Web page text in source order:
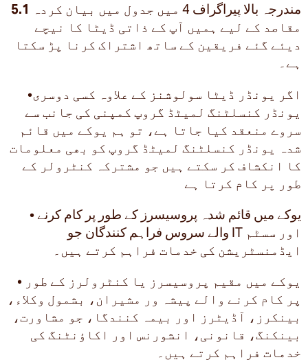
5.1 مندرجہ بالا پیراگراف 4 میں جدول میں بیان کردہ
مقاصد کے لیے ہمیں آپ کے ذاتی ڈیٹا کا نیچے
دیئے گئے فریقین کے ساتھ اشتراک کرنا پڑ سکتا
ہے۔
•اگر یونڈر ڈیٹا سولوشنز کے علاوہ کسی دوسری
یونڈر کنسلٹنگ لمیٹڈ گروپ کمپنی کی جانب سے
سروے منعقد کیا جاتا ہے، تو ہم یوکے میں قائم
شدہ یونڈر کنسلٹنگ لمیٹڈ گروپ کو بھی معلومات
کا انکشاف کر سکتے ہیں جو مشترکہ کنٹرولر کے
طور پر کام کرتا ہے
• یوکے میں قائم شدہ پروسیسرز کے طور پر کام کرنے
والے سروس فراہم کنندگان جو IT اور سسٹم
ایڈمنسٹریشن کی خدمات فراہم کرتے ہیں۔
• یوکے میں مقیم پروسیسرز یا کنٹرولرز کے طور
پر کام کرنے والے پیشہ ور مشیران، بشمول وکلاء،
بینکرز، آڈیٹرز اور بیمہ کنندگا، جو مشاورت،
بینکنگ، قانونی، انشورنس اور اکاؤنٹنگ کی
خدمات فراہم کرتے ہیں۔